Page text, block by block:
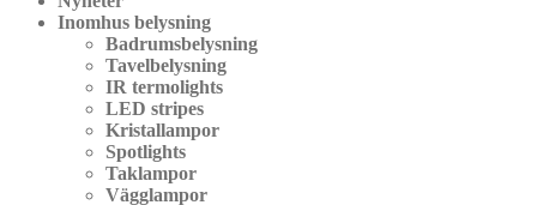
Inomhus belysning
Badrumsbelysning
Tavelbelysning
IR termolights
LED stripes
Kristallampor
Spotlights
Taklampor
Vägglampor